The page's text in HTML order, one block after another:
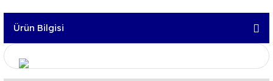
Ürün Bilgisi